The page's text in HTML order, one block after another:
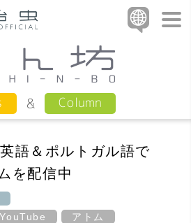
Column
語＆ポルトガル語で
を配信中
YouTube アトム